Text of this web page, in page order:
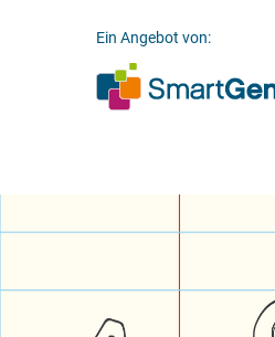
Ein Angebot von: